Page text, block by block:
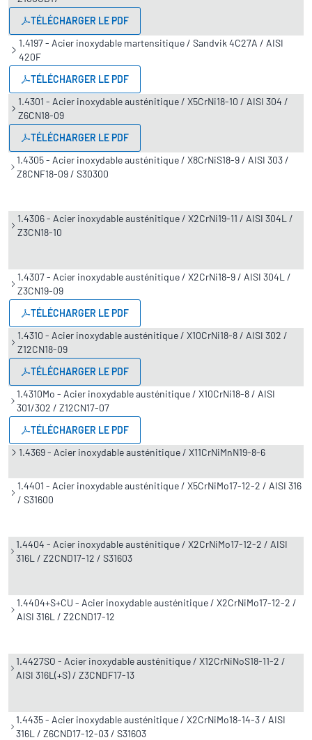
TÉLÉCHARGER LE PDF
1.4197 - Acier inoxydable martensitique / Sandvik 4C27A / AISI
420F
TÉLÉCHARGER LE PDF
1.4301 - Acier inoxydable austénitique / X5CrNi18-10 / AISI 304 /
Z6CN18-09
TÉLÉCHARGER LE PDF
1.4305 - Acier inoxydable austénitique / X8CrNiS18-9 / AISI 303 /
Z8CNF18-09 / S30300
1.4306 - Acier inoxydable austénitique / X2CrNi19-11 / AISI 304L /
Z3CN18-10
1.4307 - Acier inoxydable austénitique / X2CrNi18-9 / AISI 304L /
Z3CN19-09
TÉLÉCHARGER LE PDF
1.4310 - Acier inoxydable austénitique / X10CrNi18-8 / AISI 302 /
Z12CN18-09
TÉLÉCHARGER LE PDF
1.4310Mo - Acier inoxydable austénitique / X10CrNi18-8 / AISI
301/302 / Z12CN17-07
TÉLÉCHARGER LE PDF
1.4369 - Acier inoxydable austénitique / X11CrNiMnN19-8-6
1.4401 - Acier inoxydable austénitique / X5CrNiMo17-12-2 / AISI 316
/ S31600
1.4404 - Acier inoxydable austénitique / X2CrNiMo17-12-2 / AISI
316L / Z2CND17-12 / S31603
1.4404+S+CU - Acier inoxydable austénitique / X2CrNiMo17-12-2 /
AISI 316L / Z2CND17-12
1.4427SO - Acier inoxydable austénitique / X12CrNiNoS18-11-2 /
AISI 316L(+S) / Z3CNDF17-13
1.4435 - Acier inoxydable austénitique / X2CrNiMo18-14-3 / AISI
316L / Z6CND17-12-03 / S31603